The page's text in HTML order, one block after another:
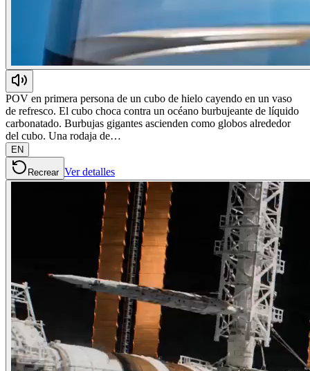
POV en primera persona de un cubo de hielo cayendo en un vaso
de refresco. El cubo choca contra un océano burbujeante de líquido
carbonatado. Burbujas gigantes ascienden como globos alrededor
del cubo. Una rodaja de…
EN
Recrear Ver detalles